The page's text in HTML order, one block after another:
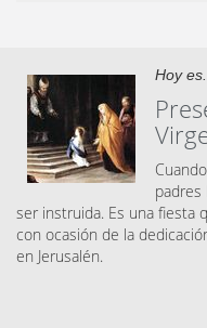
Hoy
padres
ser instruida. Es una fiesta
con ocasión de la
en Jerusalén.